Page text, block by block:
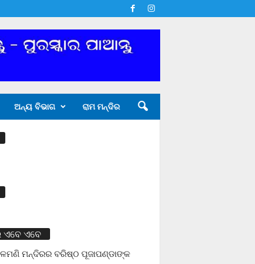
ଅନ୍ୟ ବିଭାଗ ରାମ ମନ୍ଦିର
ଏବେ
ମନ୍ଦିରର ବରିଷ୍ଠ ପୂଜାପଣ୍ଡାଙ୍କ